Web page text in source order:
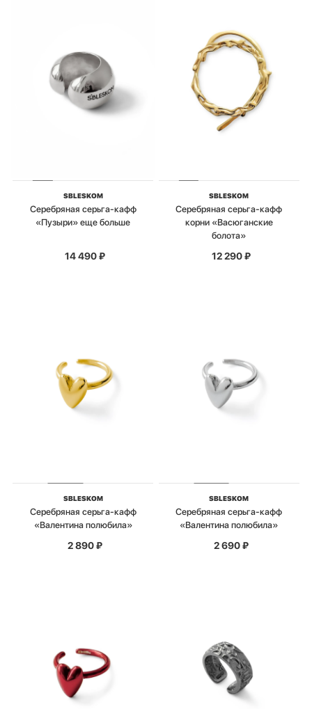
SBLESKOM
Серебряная серьга-кафф
«Пузыри» еще больше
14 490₽
SBLESKOM
Серебряная серьга-кафф
корни «Васюганские
болота»
12 290₽
SBLESKOM
Серебряная серьга-кафф
«Валентина полюбила»
2 890₽
SBLESKOM
Серебряная серьга-кафф
«Валентина полюбила»
2 690₽